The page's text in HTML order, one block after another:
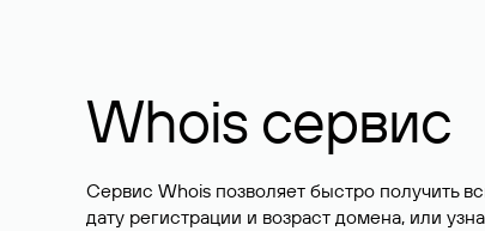
Whois сервис
Сервис Whois позволяет быстро получить
дату регистрации и возраст домена, или